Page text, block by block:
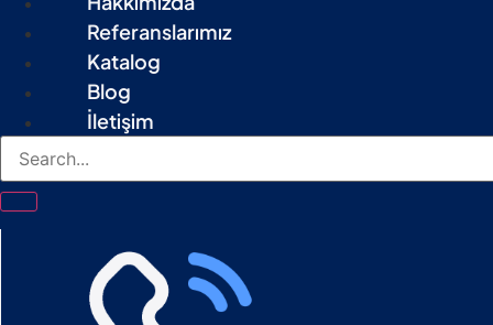
Referanslarımız
Katalog
Blog
İletişim